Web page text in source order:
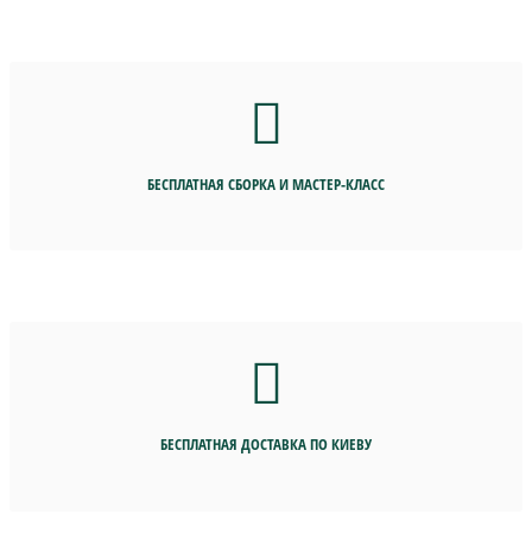
БЕСПЛАТНАЯ СБОРКА И МАСТЕР-КЛАСС
БЕСПЛАТНАЯ ДОСТАВКА ПО КИЕВУ